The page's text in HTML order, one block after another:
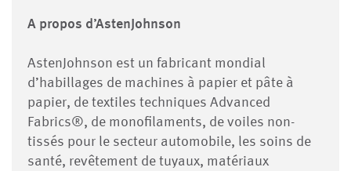
A propos d’AstenJohnson
AstenJohnson est un fabricant mondial
d’habillages de machines à papier et pâte à
papier, de textiles techniques Advanced
Fabrics®, de monofilaments, de voiles non-
tissés pour le secteur automobile, les soins de
santé, revêtement de tuyaux, matériaux